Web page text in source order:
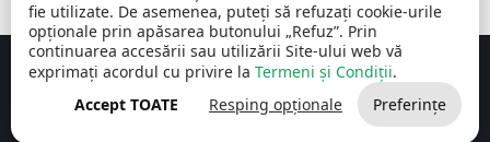
Comuna Cerchezu © 2026Toate drepturile rezervate
Concept realizat de Big Media Relații Publice SRL
fie utilizate. De asemenea, puteți să refuzați cookie-urile
opționale prin apăsarea butonului „Refuz”. Prin
continuarea accesării sau utilizării Site-ului web vă
exprimați acordul cu privire la Termeni și Condiții.
Accept TOATE
Resping opționale Preferințe